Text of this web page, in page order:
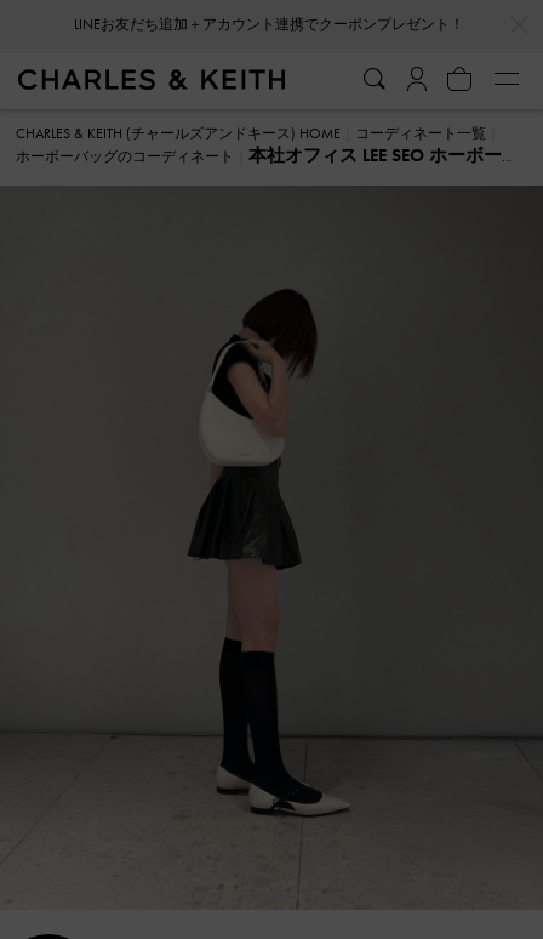
LINEお友だち追加＋アカウント連携でクーポンプレゼント！
CHARLES & KEITH (チャールズアンドキース) HOME
コーディネート一覧
ホーボーバッグのコーディネート
本社オフィス LEE SEO ホーボーバ